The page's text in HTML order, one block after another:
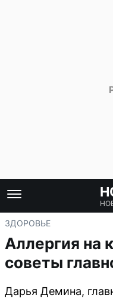
ЗДОРОВЬЕ
Аллергия на
советы
Дарья Демина,